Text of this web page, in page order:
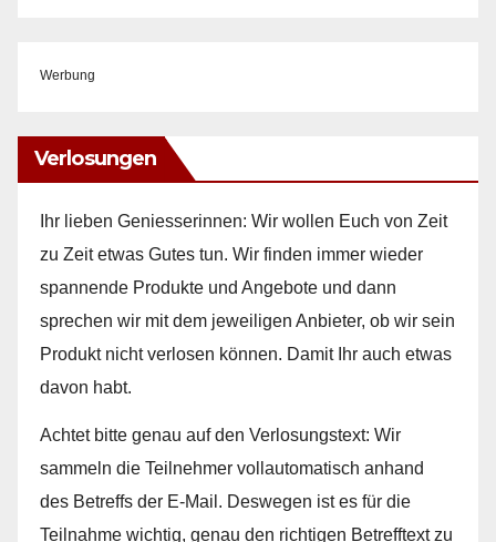
Werbung
Verlosungen
Ihr lieben Geniesserinnen: Wir wollen Euch von Zeit
zu Zeit etwas Gutes tun. Wir finden immer wieder
spannende Produkte und Angebote und dann
sprechen wir mit dem jeweiligen Anbieter, ob wir sein
Produkt nicht verlosen können. Damit Ihr auch etwas
davon habt.
Achtet bitte genau auf den Verlosungstext: Wir
sammeln die Teilnehmer vollautomatisch anhand
des Betreffs der E-Mail. Deswegen ist es für die
Teilnahme wichtig, genau den richtigen Betrefftext zu